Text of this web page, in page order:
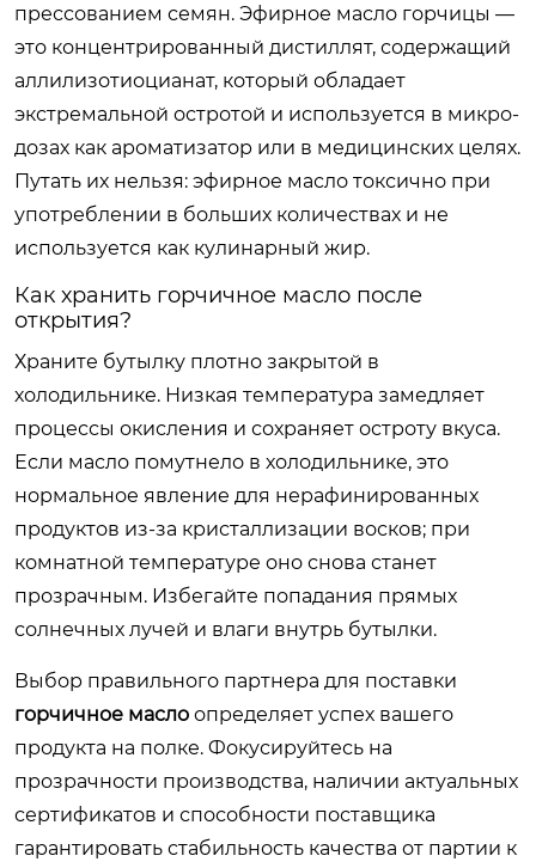
прессованием семян. Эфирное масло горчицы —
это концентрированный дистиллят, содержащий
аллилизотиоцианат, который обладает
экстремальной остротой и используется в микро-
дозах как ароматизатор или в медицинских целях.
Путать их нельзя: эфирное масло токсично при
употреблении в больших количествах и не
используется как кулинарный жир.
Как хранить горчичное масло после
открытия?
Храните бутылку плотно закрытой в
холодильнике. Низкая температура замедляет
процессы окисления и сохраняет остроту вкуса.
Если масло помутнело в холодильнике, это
нормальное явление для нерафинированных
продуктов из-за кристаллизации восков; при
комнатной температуре оно снова станет
прозрачным. Избегайте попадания прямых
солнечных лучей и влаги внутрь бутылки.
Выбор правильного партнера для поставки
горчичное масло определяет успех вашего
продукта на полке. Фокусируйтесь на
прозрачности производства, наличии актуальных
сертификатов и способности поставщика
гарантировать стабильность качества от партии к